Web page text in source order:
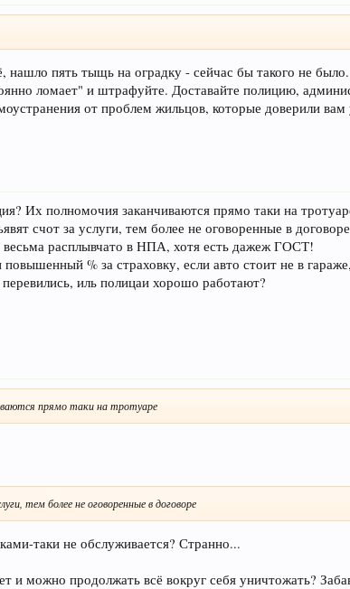
пять тыщь на оградку - сейчас бы такого не было.
ломает" и штрафуйте. Доставайте полицию,
от проблем жильцов, которые доверили
Их полномочия заканчиваются прямо таки на
счот за услуги, тем более не оговоренные в
весьма расплывчато в НПА, хотя есть дажеж ГОСТ!
% за страховку, если авто стоит не в
иль полицаи хорошо работают?
прямо таки на тротуаре
тем более не оговоренные в договоре
таки не обслуживается? Странно...
и можно продолжать всё вокруг себя уничтожать?